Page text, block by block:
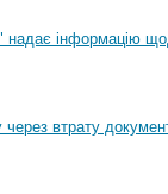
інформацію
втрату